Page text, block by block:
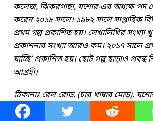
কলেজ, ঝিকরগাছা, যশোর-এর অধ্যক্ষ পদ
করেন ২০১৮ সালে। ১৯৮২ সালে সাপ্তাহিক
প্রথম গল্প প্রকাশিত হয়। লেখালিখির
প্রকাশনার সংখ্যা আরও কম। ২০১৭ সালে
যাচ্ছি’ প্রকাশিত হয়। ছোট গল্প ছাড়াও প্রবন্ধ
আগ্রহী।
ঠিকানাঃ রেল রোড, (চার খাম্বার মোড়),
০১৭১১৩৮৫২৩৪।